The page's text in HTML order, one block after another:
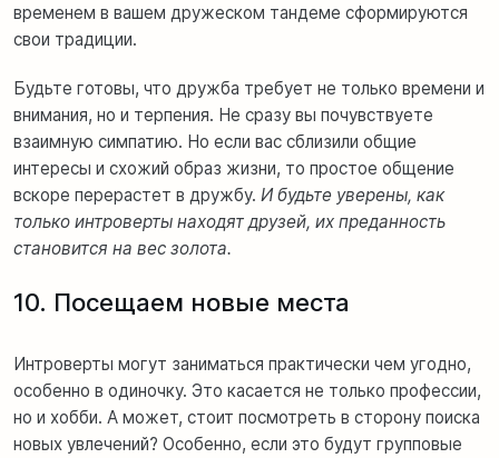
временем в вашем дружеском тандеме сформируются
свои традиции.
Будьте готовы, что дружба требует не только времени и
внимания, но и терпения. Не сразу вы почувствуете
взаимную симпатию. Но если вас сблизили общие
интересы и схожий образ жизни, то простое общение
вскоре перерастет в дружбу. И будьте уверены, как
только интроверты находят друзей, их преданность
становится на вес золота.
10. Посещаем новые места
Интроверты могут заниматься практически чем угодно,
особенно в одиночку. Это касается не только профессии,
но и хобби. А может, стоит посмотреть в сторону поиска
новых увлечений? Особенно, если это будут групповые